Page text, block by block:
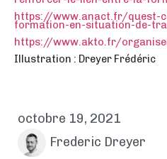
https://www.anact.fr/quest-
formation-en-situation-de-
https://www.akto.fr/
Illustration : Dreyer Frédéric
octobre 19, 2021
Frederic Dreyer